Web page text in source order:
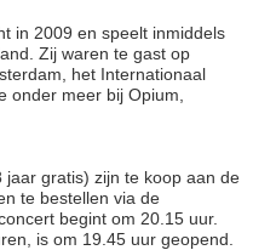
in 2009 en speelt inmiddels
Zij waren te gast op
het Internationaal
onder meer bij Opium,
gratis) zijn te koop aan de
te bestellen via de
concert begint om 20.15 uur.
is om 19.45 uur geopend.